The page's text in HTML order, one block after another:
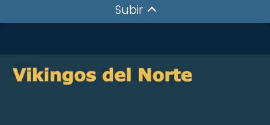
Subir